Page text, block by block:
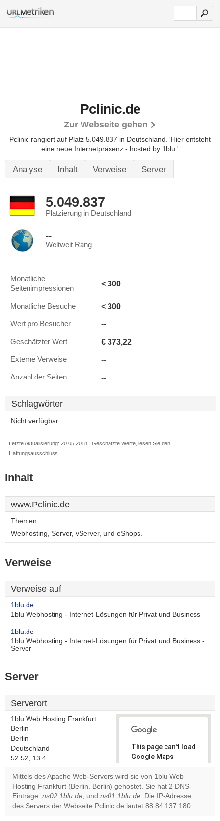
Pclinic.de
Zur Webseite gehen
Pclinic rangiert auf Platz 5.049.837 in Deutschland. 'Hier entsteht
eine neue Internetpräsenz - hosted by 1blu.'
Analyse Inhalt Verweise Server
5.049.837
Platzierung in Deutschland
--
Weltweit Rang
Monatliche
Seitenimpressionen
< 300
Monatliche Besuche < 300
Wert pro Besucher --
Geschätzter Wert € 373,22
Externe Verweise --
Anzahl der Seiten --
Schlagwörter
Nicht verfügbar
Letzte Aktualisierung: 20.05.2018 . Geschätzte Werte, lesen Sie den
Haftungsausschluss.
Inhalt
www.Pclinic.de
Themen:
Webhosting, Server, vServer, und eShops.
Verweise
Verweise auf
1blu.de
1blu Webhosting - Internet-Lösungen für Privat und Business
1blu.de
1blu Webhosting - Internet-Lösungen für Privat und Business -
Server
Server
Serverort
1blu Web Hosting Frankfurt
Berlin
Berlin
Deutschland
52.52, 13.4
This page can't load
Google Maps
correctly.
Do you
own this
website?
OK
Mittels des Apache Web-Servers wird sie von 1blu Web
Hosting Frankfurt (Berlin, Berlin) gehostet. Sie hat 2 DNS-
Einträge: ns02.1blu.de, und ns01.1blu.de. Die IP-Adresse
des Servers der Webseite Pclinic.de lautet 88.84.137.180.